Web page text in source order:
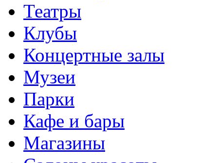
Театры
Клубы
Концертные залы
Музеи
Парки
Кафе и бары
Магазины